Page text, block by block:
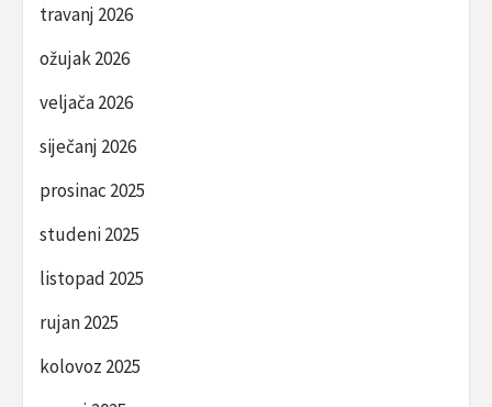
travanj 2026
ožujak 2026
veljača 2026
siječanj 2026
prosinac 2025
studeni 2025
listopad 2025
rujan 2025
kolovoz 2025